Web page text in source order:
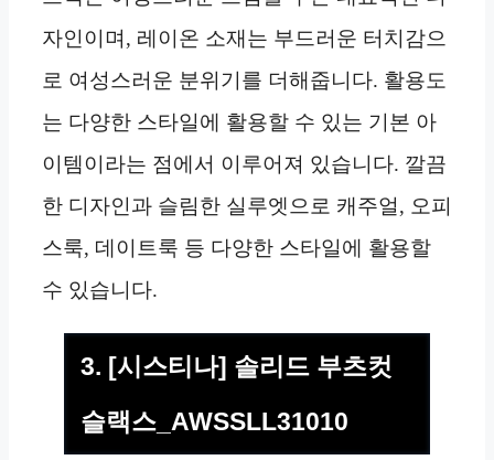
자인이며, 레이온 소재는 부드러운 터치감으
로 여성스러운 분위기를 더해줍니다. 활용도
는 다양한 스타일에 활용할 수 있는 기본 아
이템이라는 점에서 이루어져 있습니다. 깔끔
한 디자인과 슬림한 실루엣으로 캐주얼, 오피
스룩, 데이트룩 등 다양한 스타일에 활용할
수 있습니다.
3. [시스티나] 솔리드 부츠컷
슬랙스_AWSSLL31010